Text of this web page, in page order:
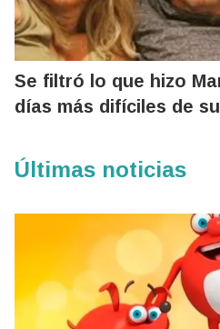
Se filtró lo que hizo
días más difíciles de
Últimas noticias